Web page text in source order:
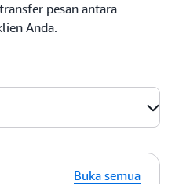
pesan antara
Anda.
Buka semua